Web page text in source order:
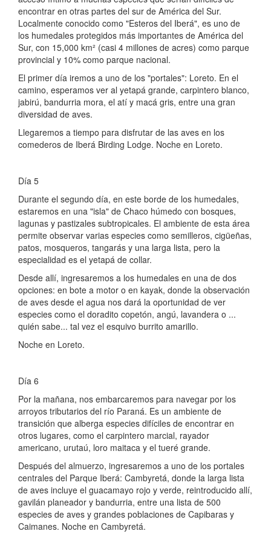
encontrar en otras partes del sur de América del Sur.
Localmente conocido como "Esteros del Iberá", es uno de
los humedales protegidos más importantes de América del
Sur, con 15,000 km² (casi 4 millones de acres) como parque
provincial y 10% como parque nacional.
El primer día iremos a uno de los "portales": Loreto. En el
camino, esperamos ver al yetapá grande, carpintero blanco,
jabirú, bandurria mora, el atí y macá gris, entre una gran
diversidad de aves.
Llegaremos a tiempo para disfrutar de las aves en los
comederos de Iberá Birding Lodge. Noche en Loreto.
Día 5
Durante el segundo día, en este borde de los humedales,
estaremos en una "isla" de Chaco húmedo con bosques,
lagunas y pastizales subtropicales. El ambiente de esta área
permite observar varias especies como semilleros, cigüeñas,
patos, mosqueros, tangarás y una larga lista, pero la
especialidad es el yetapá de collar.
Desde allí, ingresaremos a los humedales en una de dos
opciones: en bote a motor o en kayak, donde la observación
de aves desde el agua nos dará la oportunidad de ver
especies como el doradito copetón, angú, lavandera o ...
quién sabe... tal vez el esquivo burrito amarillo.
Noche en Loreto.
Día 6
Por la mañana, nos embarcaremos para navegar por los
arroyos tributarios del río Paraná. Es un ambiente de
transición que alberga especies difíciles de encontrar en
otros lugares, como el carpintero marcial, rayador
americano, urutaú, loro maitaca y el tueré grande.
Después del almuerzo, ingresaremos a uno de los portales
centrales del Parque Iberá: Cambyretá, donde la larga lista
de aves incluye el guacamayo rojo y verde, reintroducido allí,
gavilán planeador y bandurria, entre una lista de 500
especies de aves y grandes poblaciones de Capibaras y
Caimanes. Noche en Cambyretá.